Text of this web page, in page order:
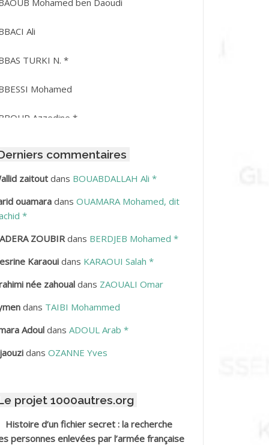
Ali
TURKI N. *
Mohamed
Azzedine *
Amar
Hamid
Mohamed
Lakhdar
Haciba
Mohamed Hamoud*
Mohamed *
Ahmed
Mohamed ben Kaddour
commentaires
zaitoutdans BOUABDALLAH Ali *
ouamaradans OUAMARA Mohamed, dit
*
ZOUBIRdans BERDJEB Mohamed *
Karaouidans KARAOUI Salah *
née zahoualdans ZAOUALI Omar
dans TAIBI Mohammed
Adouldans ADOUL Arab *
dans OZANNE Yves
projet 1000autres.org
Histoire d’un fichier secret : la recherche
personnes enlevées par l’armée française